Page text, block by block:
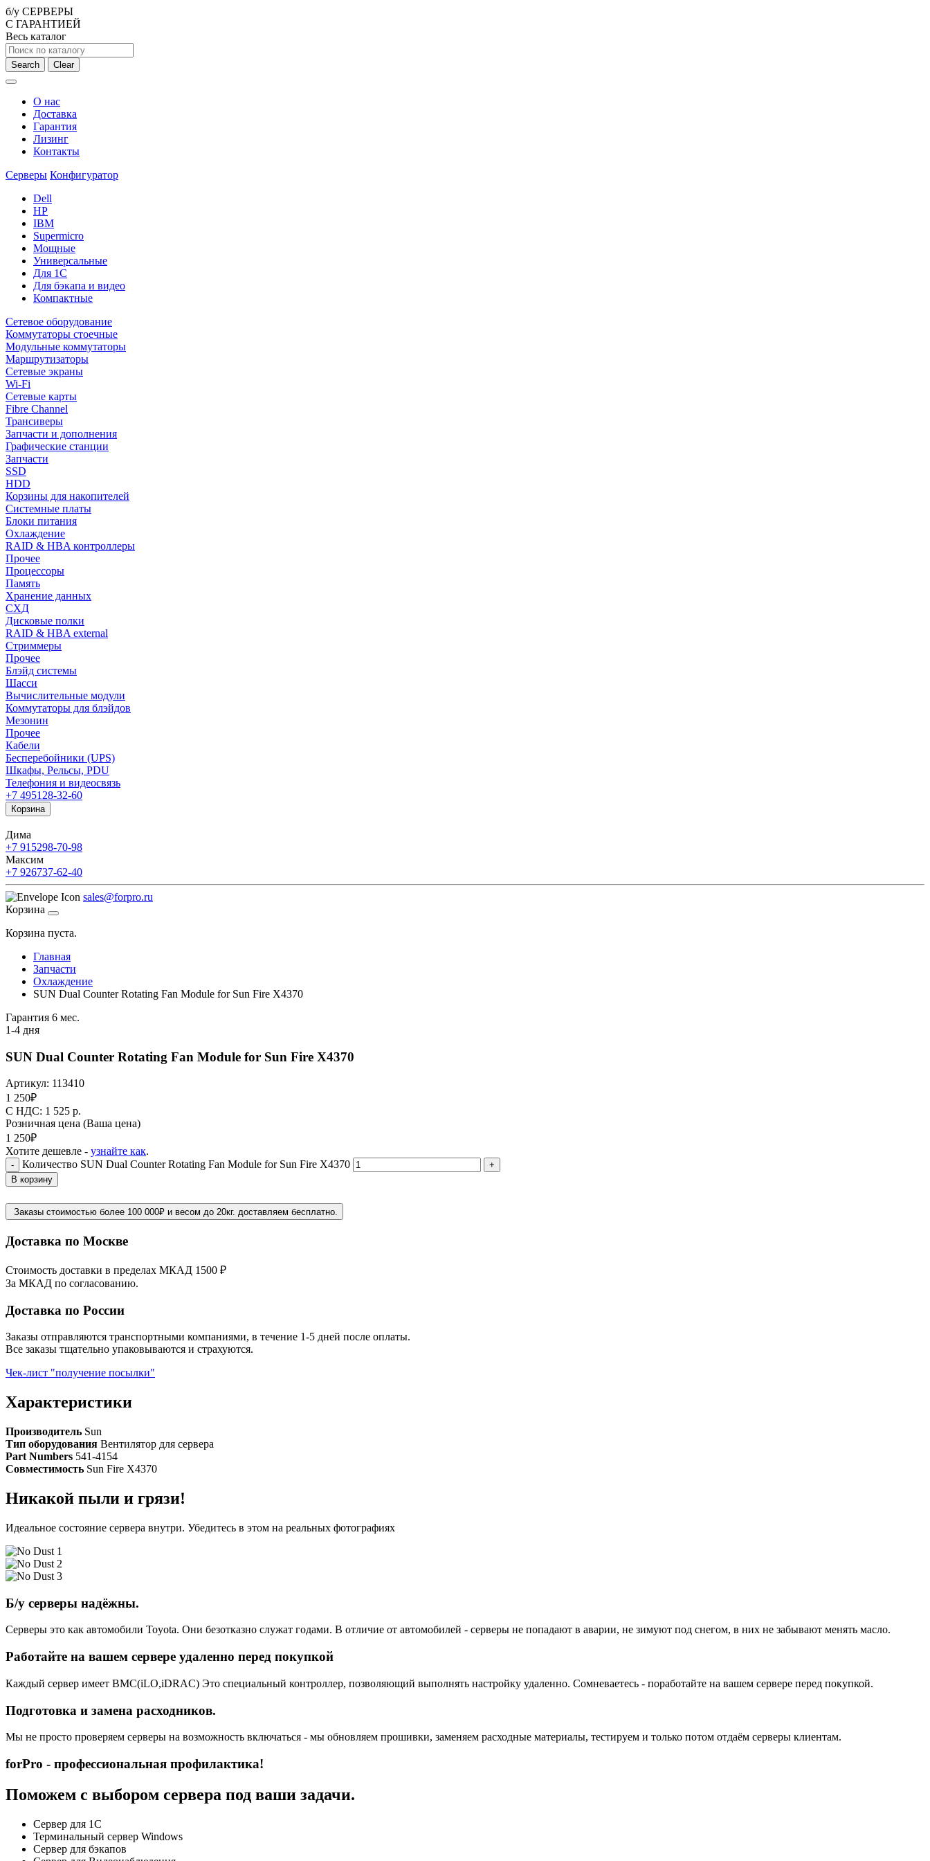
б/у СЕРВЕРЫ
С ГАРАНТИЕЙ
Весь каталог
Search Clear
О нас
Доставка
Гарантия
Лизинг
Контакты
Серверы Конфигуратор
Dell
HP
IBM
Supermicro
Мощные
Универсальные
Для 1С
Для бэкапа и видео
Компактные
Сетевое оборудование
Коммутаторы стоечные
Модульные коммутаторы
Маршрутизаторы
Сетевые экраны
Wi-Fi
Сетевые карты
Fibre Channel
Трансиверы
Запчасти и дополнения
Графические станции
Запчасти
SSD
HDD
Корзины для накопителей
Системные платы
Блоки питания
Охлаждение
RAID & HBA контроллеры
Прочее
Процессоры
Память
Хранение данных
СХД
Дисковые полки
RAID & HBA external
Стриммеры
Прочее
Блэйд системы
Шасси
Вычислительные модули
Коммутаторы для блэйдов
Мезонин
Прочее
Кабели
Бесперебойники (UPS)
Шкафы, Рельсы, PDU
Телефония и видеосвязь
+7 495128-32-60
Корзина
Дима
+7 915298-70-98
Максим
+7 926737-62-40
sales@forpro.ru
Корзина
Корзина пуста.
Главная
Запчасти
Охлаждение
SUN Dual Counter Rotating Fan Module for Sun Fire X4370
Гарантия 6 мес.
1-4 дня
SUN Dual Counter Rotating Fan Module for Sun Fire X4370
Артикул: 113410
1 250₽
C НДС: 1 525 р.
Розничная цена (Ваша цена)
1 250₽
Хотите дешевле - узнайте как.
- Количество SUN Dual Counter Rotating Fan Module for Sun Fire X4370
+
В корзину
Заказы стоимостью более 100 000₽ и весом до 20кг. доставляем бесплатно.
Доставка по Москве
Стоимость доставки в пределах МКАД 1500 ₽
За МКАД по согласованию.
Доставка по России
Заказы отправляются транспортными компаниями, в течение 1-5 дней после оплаты.
Все заказы тщательно упаковываются и страхуются.
Чек-лист "получение посылки"
Характеристики
Производитель Sun
Тип оборудования Вентилятор для сервера
Part Numbers 541-4154
Совместимость Sun Fire X4370
Никакой пыли и грязи!
Идеальное состояние сервера внутри. Убедитесь в этом на реальных фотографиях
Б/у серверы надёжны.
Серверы это как автомобили Toyota. Они безотказно служат годами. В отличие от автомобилей - серверы не попадают в аварии, не зимуют под снегом, в них не забывают менять масло.
Работайте на вашем сервере удаленно перед покупкой
Каждый сервер имеет BMC(iLO,iDRAC) Это специальный контроллер, позволяющий выполнять настройку удаленно. Сомневаетесь - поработайте на вашем сервере перед покупкой.
Подготовка и замена расходников.
Мы не просто проверяем серверы на возможность включаться - мы обновляем прошивки, заменяем расходные материалы, тестируем и только потом отдаём серверы клиентам.
forPro - профессиональная профилактика!
Поможем с выбором сервера под ваши задачи.
Сервер для 1С
Терминальный сервер Windows
Сервер для бэкапов